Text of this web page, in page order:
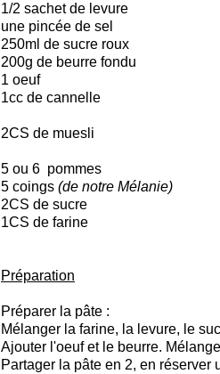
1/2 sachet de levure
une pincée de sel
250ml de sucre roux
200g de beurre fondu
1 oeuf
1cc de cannelle
2CS de muesli
5 ou 6 pommes
5 coings (de notre Mélanie)
2CS de sucre
1CS de farine
Préparation
Préparer la pâte :
Mélanger la farine, la levure, le
Ajouter l'oeuf et le beurre.
Partager la pâte en 2, en réserver